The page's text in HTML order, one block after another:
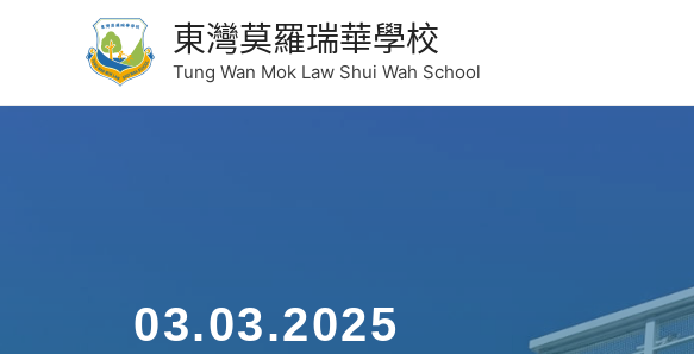
東灣莫羅瑞華學校
Tung Wan Mok Law Shui Wah School
03.03.2025